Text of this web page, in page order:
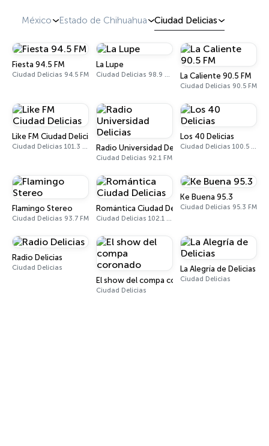
México Estado de Chihuahua Ciudad Delicias
Fiesta 94.5 FM
Ciudad Delicias 94.5 FM
La Lupe
Ciudad Delicias 98.9 FM La Caliente 90.5 FM
Ciudad Delicias 90.5 FM
Like FM Ciudad Delicias
Ciudad Delicias 101.3 FM Radio Universidad Delicias
Ciudad Delicias 92.1 FM
Los 40 Delicias
Ciudad Delicias 100.5 FM
Flamingo Stereo
Ciudad Delicias 93.7 FM
Romántica Ciudad Delicias
Ciudad Delicias 102.1 FM
Ke Buena 95.3
Ciudad Delicias 95.3 FM
Radio Delicias
Ciudad Delicias
El show del compa coronado
Ciudad Delicias
La Alegría de Delicias
Ciudad Delicias